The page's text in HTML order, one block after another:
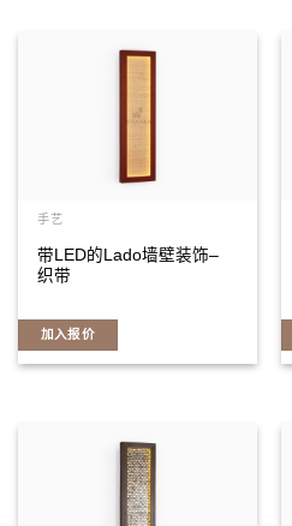
手艺
带LED的Lado墙壁装饰–
织带
加入报价